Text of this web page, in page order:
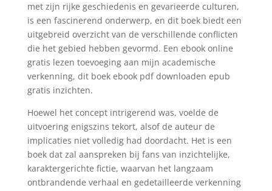
met zijn rijke geschiedenis en gevarieerde culturen,
is een fascinerend onderwerp, en dit boek biedt een
uitgebreid overzicht van de verschillende conflicten
die het gebied hebben gevormd. Een ebook online
gratis lezen toevoeging aan mijn academische
verkenning, dit boek ebook pdf downloaden epub
gratis inzichten.
Hoewel het concept intrigerend was, voelde de
uitvoering enigszins tekort, alsof de auteur de
implicaties niet volledig had doordacht. Het is een
boek dat zal aanspreken bij fans van inzichtelijke,
karaktergerichte fictie, waarvan het langzaam
ontbrandende verhaal en gedetailleerde verkenning